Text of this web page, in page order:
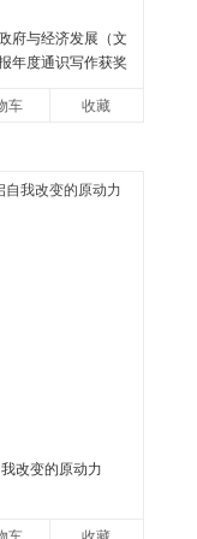
府与经济发展（文
年度通识写作获奖
、王烁联
车 收藏
改变的原动力